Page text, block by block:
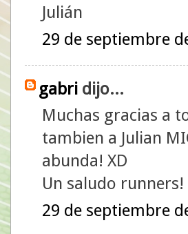
Julián
29 de septiembre
gabri dijo...
Muchas gracias a
tambien a Julian
abunda! XD
Un saludo runners!
29 de septiembre